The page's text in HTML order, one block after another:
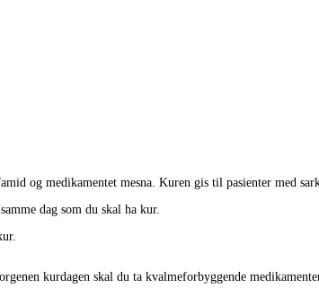
og medikamentet mesna. Kuren gis til pasienter med
dag som du skal ha kur.
kurdagen skal du ta kvalmeforbyggende